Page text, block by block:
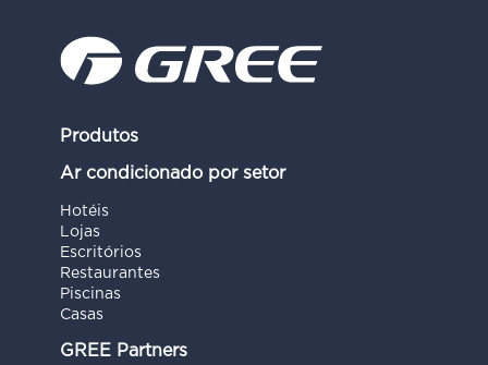
Produtos
Ar condicionado por setor
Hotéis
Lojas
Escritórios
Restaurantes
Piscinas
Casas
GREE Partners